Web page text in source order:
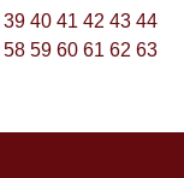
39 40 41 42 43 44
58 59 60 61 62 63